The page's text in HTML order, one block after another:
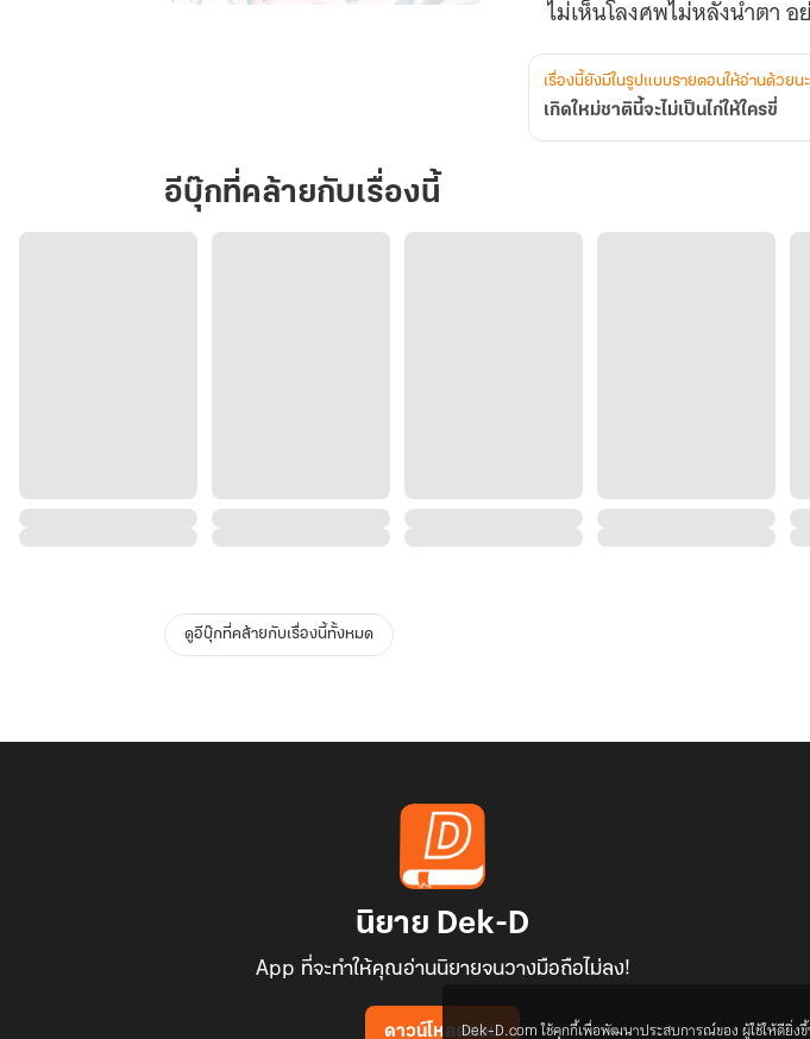
เป็น
เรื่องนี้ยังมีในรูปแบบรายตอนให้อ่านด้วยนะ
เกิดใหม่ชาตินี้จะไม่เป็นไก่ให้ใครขี่
อีบุ๊กที่คล้ายกับเรื่องนี้
ดูอีบุ๊กที่คล้ายกับเรื่องนี้ทั้งหมด
นิยาย Dek-D
App ที่จะทำให้คุณอ่านนิยายจนวางมือถือไม่ลง!
ดาวน์โหลดแอปDek-D.com ใช้คุกกี้เพื่อพัฒนาประสบการณ์ของ ผู้ใช้ให้ดียิ่ง